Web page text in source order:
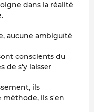
dans la réalité
aucune ambiguïté
conscients du
de s'y laisser
ils
ils s'en